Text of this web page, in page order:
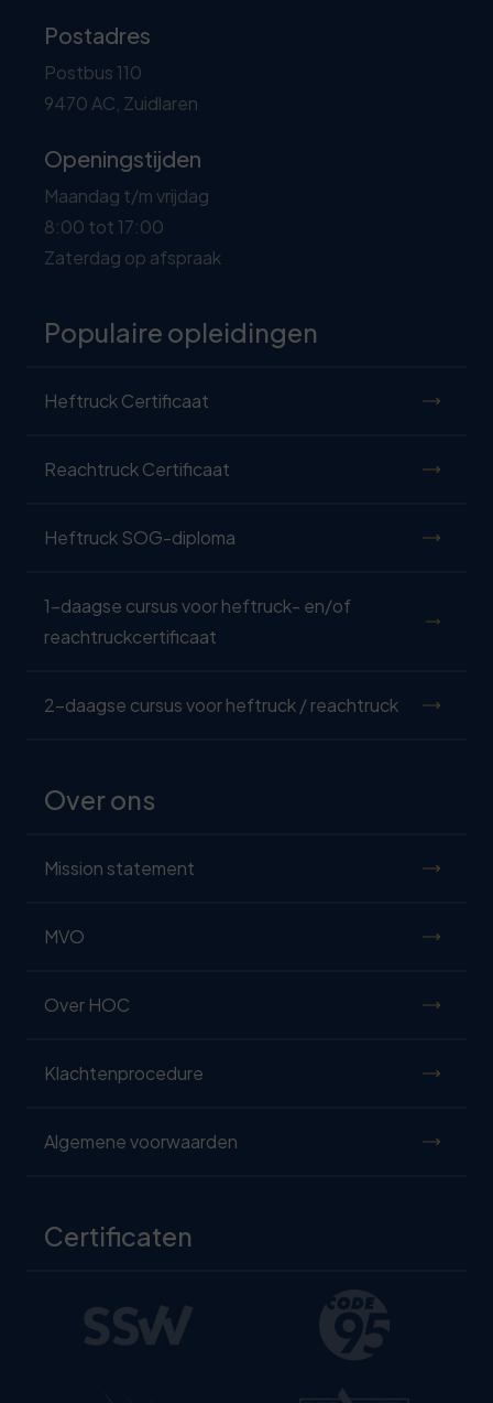
Postadres
Postbus 110
9470 AC, Zuidlaren
Openingstijden
Maandag t/m vrijdag
8:00 tot 17:00
Zaterdag op afspraak
Populaire opleidingen
Heftruck Certificaat
Reachtruck Certificaat
Heftruck SOG-diploma
1-daagse cursus voor heftruck- en/of
reachtruckcertificaat
2-daagse cursus voor heftruck / reachtruck
Over ons
Mission statement
MVO
Over HOC
Klachtenprocedure
Algemene voorwaarden
Certificaten